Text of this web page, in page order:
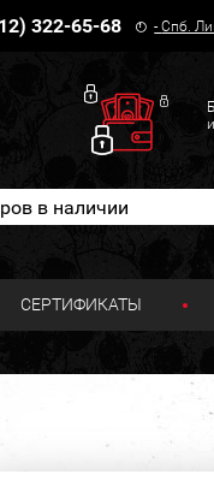
322-65-68 -Спб.
СЕРТИФИКАТЫ